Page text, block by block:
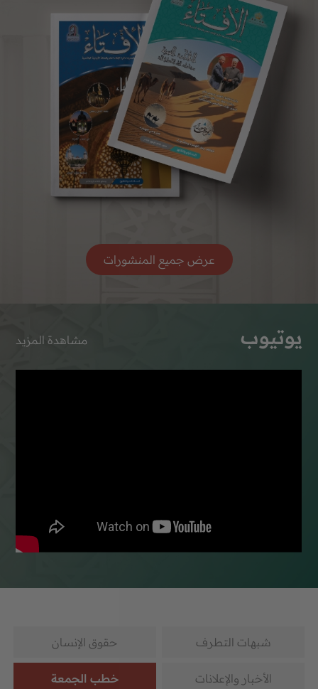
عرض جميع المنشورات
يوتيوب مشاهدة المزيد
شبهات التطرف حقوق الإنسان
الأخبار والإعلانات خطب الجمعة